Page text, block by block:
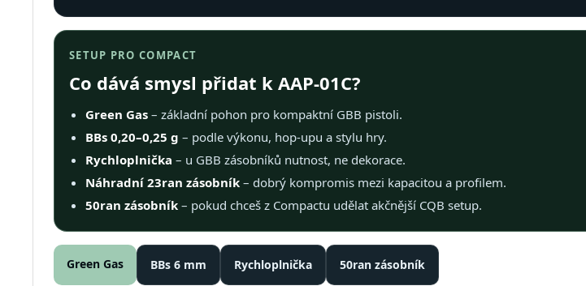
SETUP PRO COMPACT
Co dává smysl přidat k AAP-01C?
Green Gas – základní pohon pro kompaktní GBB pistoli.
BBs 0,20–0,25 g – podle výkonu, hop-upu a stylu hry.
Rychloplnička – u GBB zásobníků nutnost, ne dekorace.
Náhradní 23ran zásobník – dobrý kompromis mezi kapacitou a profilem.
50ran zásobník – pokud chceš z Compactu udělat akčnější CQB setup.
Green Gas BBs 6 mm Rychloplnička 50ran zásobník